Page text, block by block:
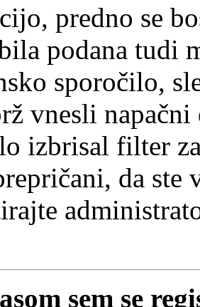
predno se
podana tudi
sporočilo,
vnesli
izbrisal filter
da
sem se